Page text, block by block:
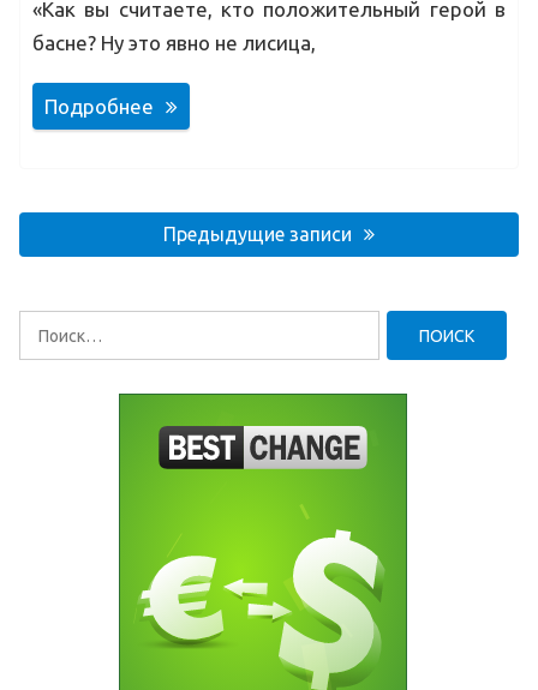
«Как вы считаете, кто положительный герой в
басне? Ну это явно не лисица,
Подробнее
записям
Предыдущие записи